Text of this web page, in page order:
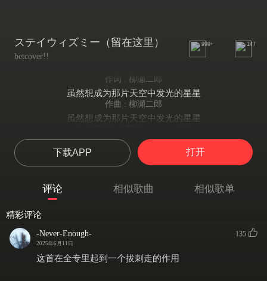
ステイウィズミー（留在这里）
betcover!!
999+ 147
作词 : 柳瀬二郎
虽然想成为那片天空中发光的星星
作曲 : 柳瀬二郎
虽然想成为那片天空中发光的星星
虽然想成为那片天空中发光的星星
あなたはテレビの上で
你 却在电视机上
张开双手
あの空に光る星をながめて
あなたはテレビの上で
下载APP 打开
评论 相似歌曲 相似歌单
精彩评论
-Never-Enough-
2025年6月11日
135
这首在全专里起到一个拔刺走的作用